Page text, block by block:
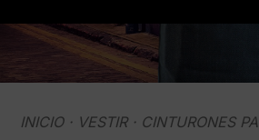
INICIO· VESTIR· CINTURONES